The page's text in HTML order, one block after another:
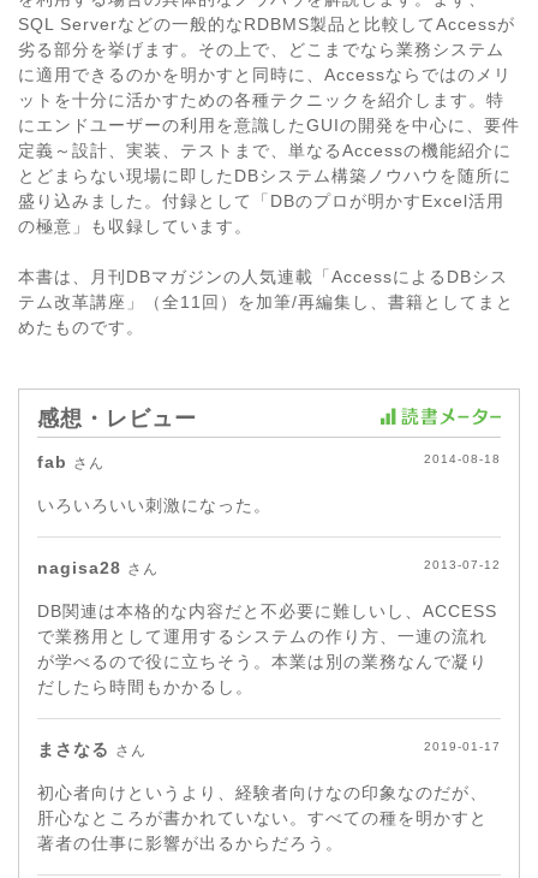
SQL Serverなどの一般的なRDBMS製品と比較してAccessが
劣る部分を挙げます。その上で、どこまでなら業務システム
に適用できるのかを明かすと同時に、Accessならではのメリ
ットを十分に活かすための各種テクニックを紹介します。特
にエンドユーザーの利用を意識したGUIの開発を中心に、要件
定義～設計、実装、テストまで、単なるAccessの機能紹介に
とどまらない現場に即したDBシステム構築ノウハウを随所に
盛り込みました。付録として「DBのプロが明かすExcel活用
の極意」も収録しています。
本書は、月刊DBマガジンの人気連載「AccessによるDBシス
テム改革講座」（全11回）を加筆/再編集し、書籍としてまと
めたものです。
感想・レビュー
fab さん 2014-08-18
いろいろいい刺激になった。
nagisa28 さん 2013-07-12
DB関連は本格的な内容だと不必要に難しいし、ACCESS
で業務用として運用するシステムの作り方、一連の流れ
が学べるので役に立ちそう。本業は別の業務なんで凝り
だしたら時間もかかるし。
まさなる さん 2019-01-17
初心者向けというより、経験者向けなの印象なのだが、
肝心なところが書かれていない。すべての種を明かすと
著者の仕事に影響が出るからだろう。